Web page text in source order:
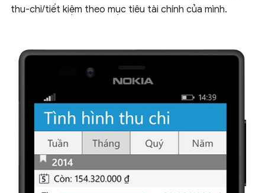
thu-chi/tiết kiệm theo mục tiêu tài chính của mình.